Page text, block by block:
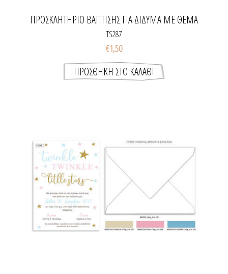
ΠΡΟΣΚΛΗΤΉΡΙΟ ΒΆΠΤΙΣΗΣ ΓΙΑ ΔΊΔΥΜΑ ΜΕ ΘΈΜΑ
SWEET LITTLE PUMPKINS
TS287
€1,50